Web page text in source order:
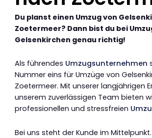
Du planst einen Umzug von
Zoetermeer? Dann bist du bei
Gelsenkirchen genau richtig!
Als führendes Umzugsunternehmen
Nummer eins für Umzüge von
Zoetermeer. Mit unserer langjährigen
unserem zuverlässigen Team bieten
professionellen und stressfreien
Bei uns steht der Kunde im